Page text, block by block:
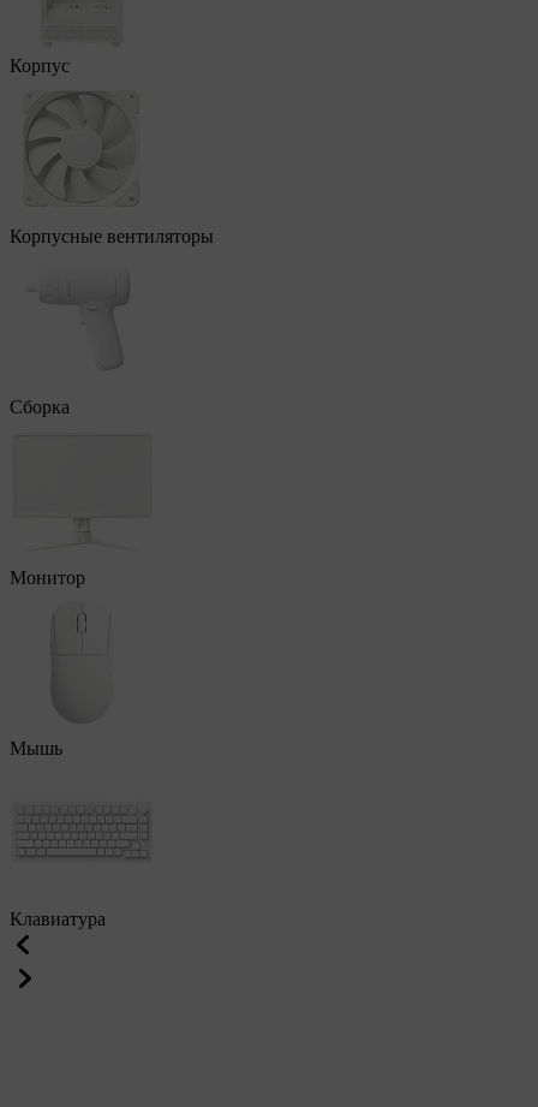
Корпус
Корпусные вентиляторы
Сборка
Монитор
Мышь
Клавиатура